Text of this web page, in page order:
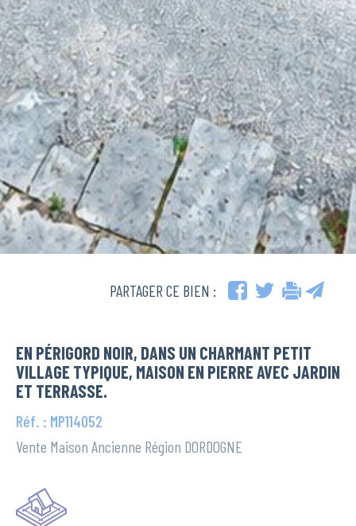
PARTAGER CE BIEN :
EN PÉRIGORD NOIR, DANS UN CHARMANT PETIT
VILLAGE TYPIQUE, MAISON EN PIERRE AVEC JARDIN
ET TERRASSE.
Réf. : MP114052
Vente Maison Ancienne Région DORDOGNE